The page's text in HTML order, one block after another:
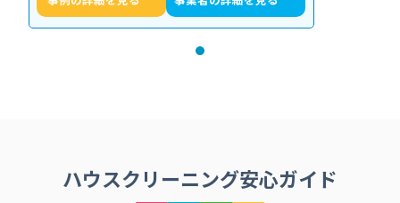
ハウスクリーニング安心ガイド